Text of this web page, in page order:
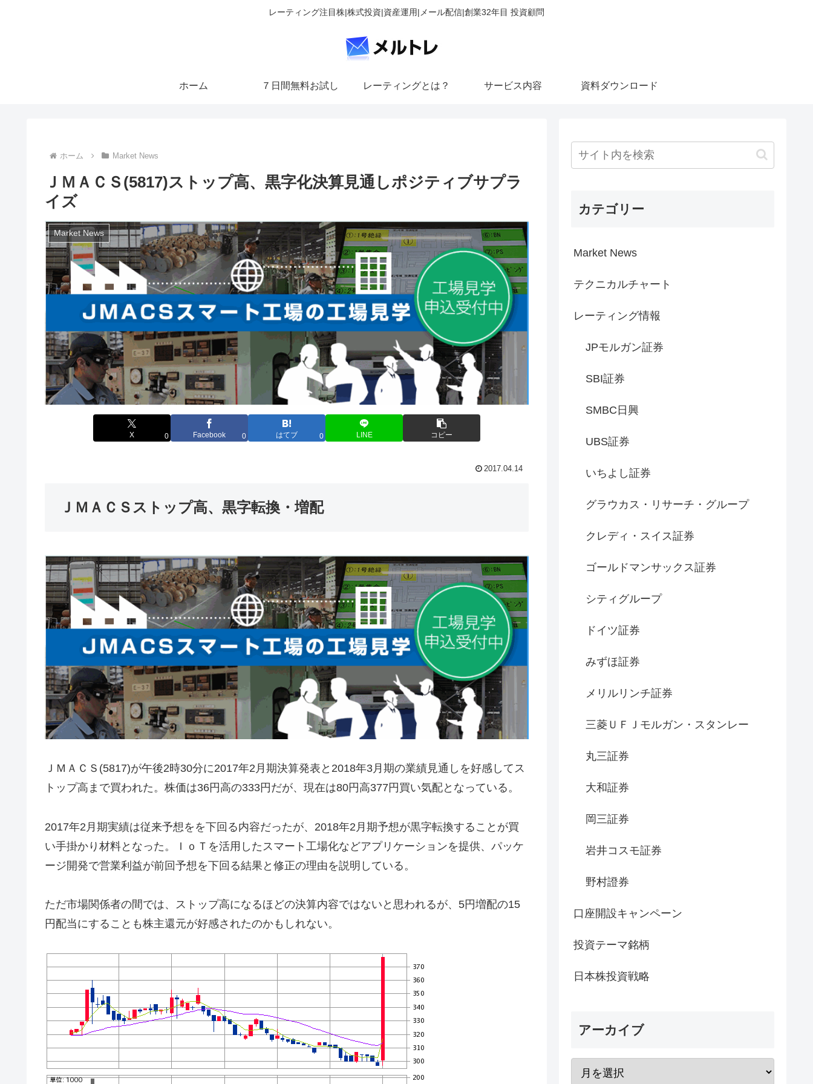
レーティング注目株|株式投資|資産運用|メール配信|創業32年目 投資顧問
ホーム ７日間無料お試し レーティングとは？ サービス内容 資料ダウンロード
ホーム Market News
ＪＭＡＣＳ(5817)ストップ高、黒字化決算見通しポジティブサプラ
イズ
Market News
X 0 Facebook 0 はてブ 0 LINE コピー
2017.04.14
ＪＭＡＣＳストップ高、黒字転換・増配
ＪＭＡＣＳ(5817)が午後2時30分に2017年2月期決算発表と2018年3月期の業績見通しを好感してス
トップ高まで買われた。株価は36円高の333円だが、現在は80円高377円買い気配となっている。
2017年2月期実績は従来予想をを下回る内容だったが、2018年2月期予想が黒字転換することが買
い手掛かり材料となった。ＩｏＴを活用したスマート工場化などアプリケーションを提供、パッケ
ージ開発で営業利益が前回予想を下回る結果と修正の理由を説明している。
ただ市場関係者の間では、ストップ高になるほどの決算内容ではないと思われるが、5円増配の15
円配当にすることも株主還元が好感されたのかもしれない。
カテゴリー
Market News
テクニカルチャート
レーティング情報
JPモルガン証券
SBI証券
SMBC日興
UBS証券
いちよし証券
グラウカス・リサーチ・グループ
クレディ・スイス証券
ゴールドマンサックス証券
シティグループ
ドイツ証券
みずほ証券
メリルリンチ証券
三菱ＵＦＪモルガン・スタンレー
丸三証券
大和証券
岡三証券
岩井コスモ証券
野村證券
口座開設キャンペーン
投資テーマ銘柄
日本株投資戦略
アーカイブ